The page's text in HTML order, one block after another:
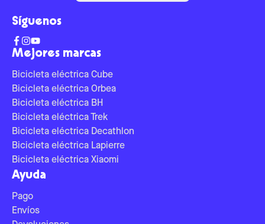
Mejores marcas
Bicicleta eléctrica Cube
Bicicleta eléctrica Orbea
Bicicleta eléctrica BH
Bicicleta eléctrica Trek
Bicicleta eléctrica Decathlon
Bicicleta eléctrica Lapierre
Bicicleta eléctrica Xiaomi
Ayuda
Pago
Envíos
Síguenos